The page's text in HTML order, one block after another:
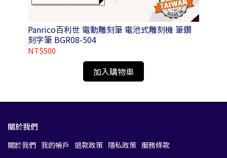
Panrico百利世 電動雕刻筆 電池式雕刻機 筆鑽
刻字筆 BGR08-504
NT$500
加入購物車
關於我們
關於我們 我的帳戶 退款政策 隱私政策 服務條款